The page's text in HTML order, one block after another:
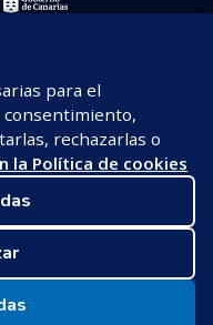
para el
rechazarlas o
la Política de cookies